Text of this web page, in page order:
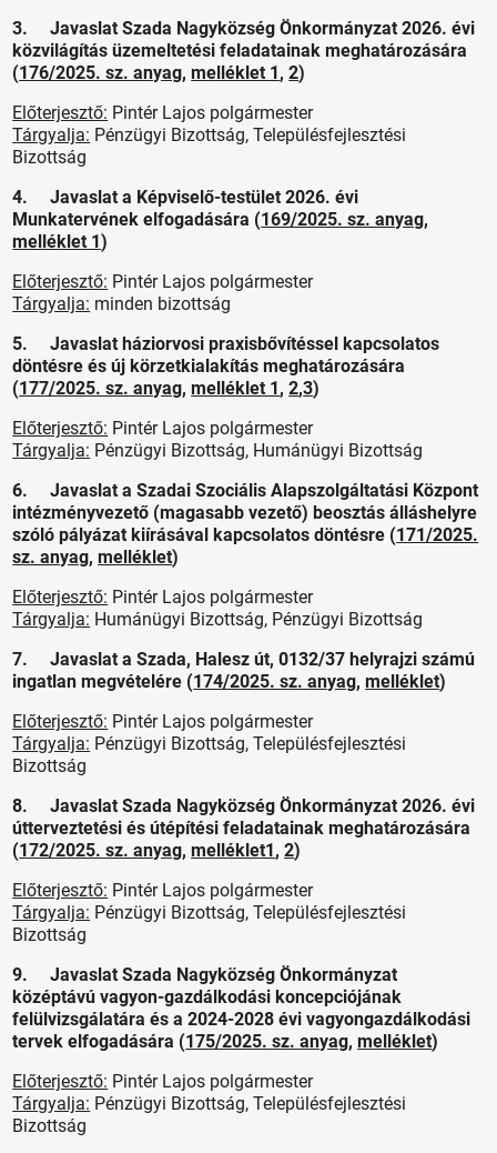
3. Javaslat Szada Nagyközség Önkormányzat 2026. évi
közvilágítás üzemeltetési feladatainak meghatározására
(176/2025. sz. anyag,melléklet 1,2)
Előterjesztő: Pintér Lajos polgármester
Tárgyalja: Pénzügyi Bizottság, Településfejlesztési
Bizottság
4. Javaslat a Képviselő-testület 2026. évi
Munkatervének elfogadására (169/2025. sz. anyag,
melléklet 1)
Előterjesztő: Pintér Lajos polgármester
Tárgyalja: minden bizottság
5. Javaslat háziorvosi praxisbővítéssel kapcsolatos
döntésre és új körzetkialakítás meghatározására
(177/2025. sz. anyag,melléklet 1,2,3)
Előterjesztő: Pintér Lajos polgármester
Tárgyalja: Pénzügyi Bizottság, Humánügyi Bizottság
6. Javaslat a Szadai Szociális Alapszolgáltatási Központ
intézményvezető (magasabb vezető) beosztás álláshelyre
szóló pályázat kiírásával kapcsolatos döntésre (171/2025.
sz. anyag,melléklet)
Előterjesztő: Pintér Lajos polgármester
Tárgyalja: Humánügyi Bizottság, Pénzügyi Bizottság
7. Javaslat a Szada, Halesz út, 0132/37 helyrajzi számú
ingatlan megvételére (174/2025. sz. anyag,melléklet)
Előterjesztő: Pintér Lajos polgármester
Tárgyalja: Pénzügyi Bizottság, Településfejlesztési
Bizottság
8. Javaslat Szada Nagyközség Önkormányzat 2026. évi
útterveztetési és útépítési feladatainak meghatározására
(172/2025. sz. anyag,melléklet1,2)
Előterjesztő: Pintér Lajos polgármester
Tárgyalja: Pénzügyi Bizottság, Településfejlesztési
Bizottság
9. Javaslat Szada Nagyközség Önkormányzat
középtávú vagyon-gazdálkodási koncepciójának
felülvizsgálatára és a 2024-2028 évi vagyongazdálkodási
tervek elfogadására (175/2025. sz. anyag,melléklet)
Előterjesztő: Pintér Lajos polgármester
Tárgyalja: Pénzügyi Bizottság, Településfejlesztési
Bizottság